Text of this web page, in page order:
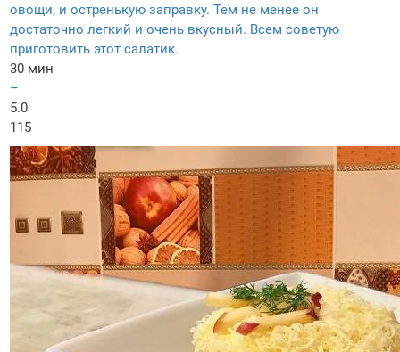
овощи, и остренькую заправку. Тем не менее он
достаточно легкий и очень вкусный. Всем советую
приготовить этот салатик.
30 мин
–
5.0
115